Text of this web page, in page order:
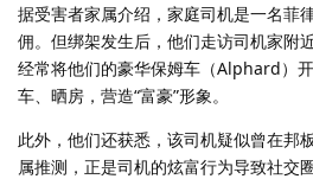
据受害者家属介绍，家庭司机是一名菲
佣。但绑架发生后，他们走访司机家附
经常将他们的豪华保姆车（Alphard）
车、晒房，营造“富豪”形象。
此外，他们还获悉，该司机疑似曾在邦
属推测，正是司机的炫富行为导致社交